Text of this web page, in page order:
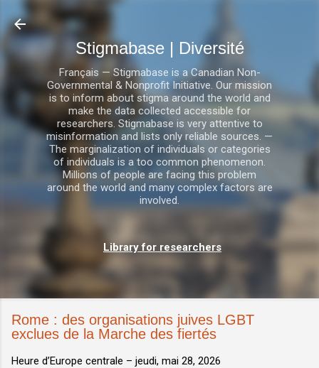
Stigmabase | Diversité
Français — Stigmabase is a Canadian Non-
Governmental & Nonprofit Initiative. Our mission
is to inform about stigma around the world and
make the data collected accessible for
researchers. Stigmabase is very attentive to
misinformation and lists only reliable sources. —
The marginalization of individuals or categories
of individuals is a too common phenomenon.
Millions of people are facing this problem
around the world and many complex factors are
involved.
Library for researchers
Rome : des organisations juives LGBT
exclues de la Marche des fiertés
Heure d’Europe centrale – jeudi, mai 28, 2026